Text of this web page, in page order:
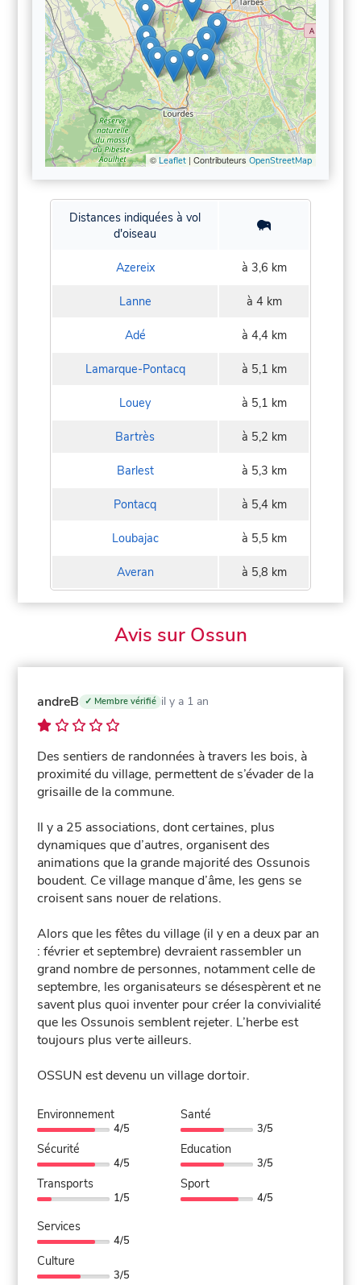
© Leaflet| Contributeurs OpenStreetMap
Distances indiquées à vol
d'oiseau
Azereix à 3,6 km
Lanne à 4 km
Adé à 4,4 km
Lamarque-Pontacq à 5,1 km
Louey à 5,1 km
Bartrès à 5,2 km
Barlest à 5,3 km
Pontacq à 5,4 km
Loubajac à 5,5 km
Averan à 5,8 km
Avis sur Ossun
andreB ✓ Membre vérifié il y a 1 an
Des sentiers de randonnées à travers les bois, à
proximité du village, permettent de s’évader de la
grisaille de la commune.
Il y a 25 associations, dont certaines, plus
dynamiques que d’autres, organisent des
animations que la grande majorité des Ossunois
boudent. Ce village manque d’âme, les gens se
croisent sans nouer de relations.
Alors que les fêtes du village (il y en a deux par an
: février et septembre) devraient rassembler un
grand nombre de personnes, notamment celle de
septembre, les organisateurs se désespèrent et ne
savent plus quoi inventer pour créer la convivialité
que les Ossunois semblent rejeter. L’herbe est
toujours plus verte ailleurs.
OSSUN est devenu un village dortoir.
Environnement
4/5
Sécurité
4/5
Transports
1/5
Santé
3/5
Education
3/5
Sport
4/5
Services
4/5
Culture
3/5